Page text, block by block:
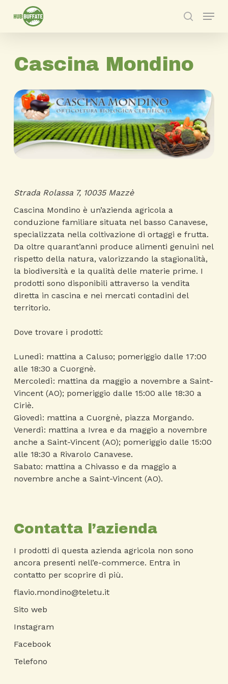
search
Menu
Cascina Mondino
Strada Rolassa 7, 10035 Mazzè
Cascina Mondino è un’azienda agricola a
conduzione familiare situata nel basso Canavese,
specializzata nella coltivazione di ortaggi e frutta.
Da oltre quarant’anni produce alimenti genuini nel
rispetto della natura, valorizzando la stagionalità,
la biodiversità e la qualità delle materie prime. I
prodotti sono disponibili attraverso la vendita
diretta in cascina e nei mercati contadini del
territorio.
Dove trovare i prodotti:
Lunedì: mattina a Caluso; pomeriggio dalle 17:00
alle 18:30 a Cuorgnè.
Mercoledì: mattina da maggio a novembre a Saint-
Vincent (AO); pomeriggio dalle 15:00 alle 18:30 a
Ciriè.
Giovedì: mattina a Cuorgnè, piazza Morgando.
Venerdì: mattina a Ivrea e da maggio a novembre
anche a Saint-Vincent (AO); pomeriggio dalle 15:00
alle 18:30 a Rivarolo Canavese.
Sabato: mattina a Chivasso e da maggio a
novembre anche a Saint-Vincent (AO).
Contatta l’azienda
I prodotti di questa azienda agricola non sono
ancora presenti nell’e-commerce. Entra in
contatto per scoprire di più.
flavio.mondino@teletu.it
Sito web
Instagram
Facebook
Telefono